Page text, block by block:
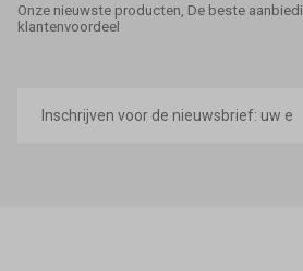
Onze nieuwste producten, De beste
klantenvoordeel
mailadres